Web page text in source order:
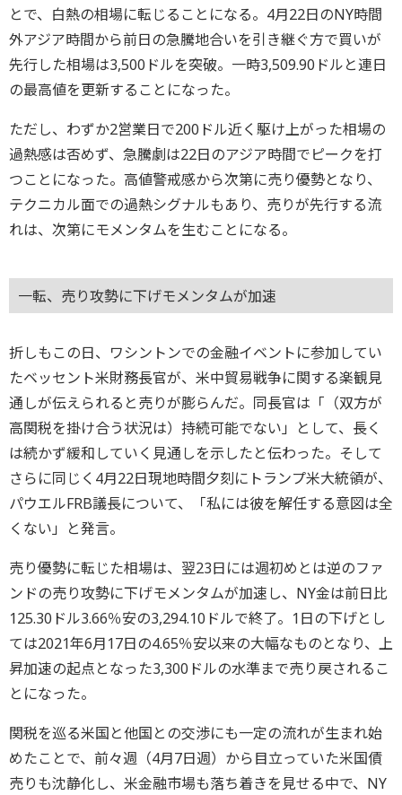
とで、白熱の相場に転じることになる。4月22日のNY時間
外アジア時間から前日の急騰地合いを引き継ぐ方で買いが
先行した相場は3,500ドルを突破。一時3,509.90ドルと連日
の最高値を更新することになった。
ただし、わずか2営業日で200ドル近く駆け上がった相場の
過熱感は否めず、急騰劇は22日のアジア時間でピークを打
つことになった。高値警戒感から次第に売り優勢となり、
テクニカル面での過熱シグナルもあり、売りが先行する流
れは、次第にモメンタムを生むことになる。
一転、売り攻勢に下げモメンタムが加速
折しもこの日、ワシントンでの金融イベントに参加してい
たベッセント米財務長官が、米中貿易戦争に関する楽観見
通しが伝えられると売りが膨らんだ。同長官は「（双方が
高関税を掛け合う状況は）持続可能でない」として、長く
は続かず緩和していく見通しを示したと伝わった。そして
さらに同じく4月22日現地時間夕刻にトランプ米大統領が、
パウエルFRB議長について、「私には彼を解任する意図は全
くない」と発言。
売り優勢に転じた相場は、翌23日には週初めとは逆のファ
ンドの売り攻勢に下げモメンタムが加速し、NY金は前日比
125.30ドル3.66％安の3,294.10ドルで終了。1日の下げとし
ては2021年6月17日の4.65％安以来の大幅なものとなり、上
昇加速の起点となった3,300ドルの水準まで売り戻されるこ
とになった。
関税を巡る米国と他国との交渉にも一定の流れが生まれ始
めたことで、前々週（4月7日週）から目立っていた米国債
売りも沈静化し、米金融市場も落ち着きを見せる中で、NY